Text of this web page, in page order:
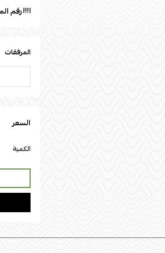
رقم
المرفقات
السعر
الكمية